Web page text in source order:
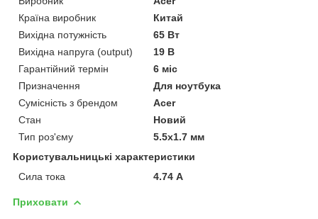
Країна виробник
Китай
Вихідна потужність
65 Вт
Вихідна напруга (output)
19 В
Гарантійний термін
6 міс
Призначення
Для ноутбука
Сумісність з брендом
Acer
Стан
Новий
Тип роз'єму
5.5x1.7 мм
Користувальницькі характеристики
Сила тока
4.74 А
Приховати